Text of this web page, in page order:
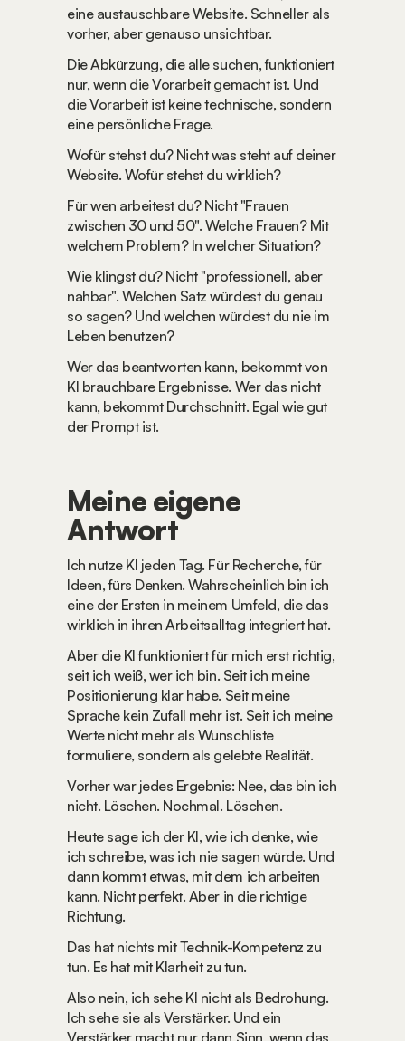
eine austauschbare Website. Schneller als
vorher, aber genauso unsichtbar.
Die Abkürzung, die alle suchen, funktioniert
nur, wenn die Vorarbeit gemacht ist. Und
die Vorarbeit ist keine technische, sondern
eine persönliche Frage.
Wofür stehst du? Nicht was steht auf deiner
Website. Wofür stehst du wirklich?
Für wen arbeitest du? Nicht "Frauen
zwischen 30 und 50". Welche Frauen? Mit
welchem Problem? In welcher Situation?
Wie klingst du? Nicht "professionell, aber
nahbar". Welchen Satz würdest du genau
so sagen? Und welchen würdest du nie im
Leben benutzen?
Wer das beantworten kann, bekommt von
KI brauchbare Ergebnisse. Wer das nicht
kann, bekommt Durchschnitt. Egal wie gut
der Prompt ist.
Meine eigene
Antwort
Ich nutze KI jeden Tag. Für Recherche, für
Ideen, fürs Denken. Wahrscheinlich bin ich
eine der Ersten in meinem Umfeld, die das
wirklich in ihren Arbeitsalltag integriert hat.
Aber die KI funktioniert für mich erst richtig,
seit ich weiß, wer ich bin. Seit ich meine
Positionierung klar habe. Seit meine
Sprache kein Zufall mehr ist. Seit ich meine
Werte nicht mehr als Wunschliste
formuliere, sondern als gelebte Realität.
Vorher war jedes Ergebnis: Nee, das bin ich
nicht. Löschen. Nochmal. Löschen.
Heute sage ich der KI, wie ich denke, wie
ich schreibe, was ich nie sagen würde. Und
dann kommt etwas, mit dem ich arbeiten
kann. Nicht perfekt. Aber in die richtige
Richtung.
Das hat nichts mit Technik-Kompetenz zu
tun. Es hat mit Klarheit zu tun.
Also nein, ich sehe KI nicht als Bedrohung.
Ich sehe sie als Verstärker. Und ein
Verstärker macht nur dann Sinn, wenn das